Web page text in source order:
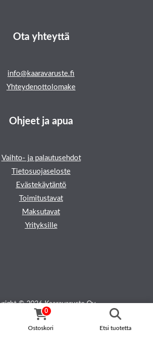
Ota yhteyttä
info@kaaravaruste.fi
Yhteydenottolomake
Ohjeet ja apua
Vaihto- ja palautusehdot
Tietosuojaseloste
Evästekäytäntö
Toimitustavat
Maksutavat
Yrityksille
© 2026 Kaaravaruste Oy
0
Ostoskori Etsi tuotetta